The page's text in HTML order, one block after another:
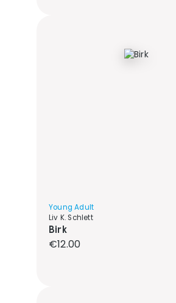
Young Adult
Liv K. Schlett
Birk
Regular price:
€12.00